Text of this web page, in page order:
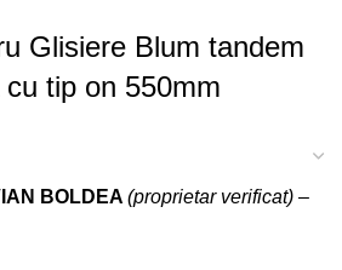
Glisiere Blum tandem
tip on 550mm
BOLDEA (proprietar verificat) –